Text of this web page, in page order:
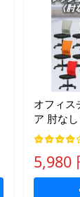
オフィス
ア 肘な
ェア デ
ス 軽量
会社 オ
QUE-1
5,980